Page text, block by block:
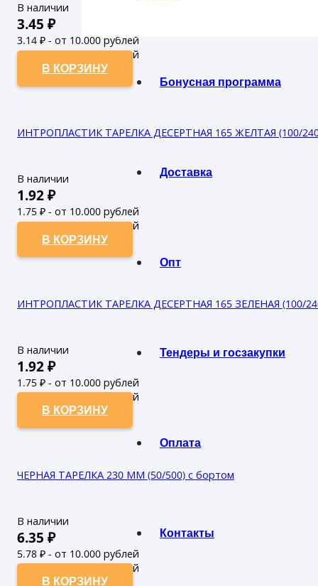
Бонусная программа
Доставка
Опт
Тендеры и госзакупки
Оплата
Контакты
В наличии
3.45 ₽
3.14 ₽ - от 10.000 рублей
2.85₽ - от 50.000 рублей
В КОРЗИНУ
ИНТРОПЛАСТИК ТАРЕЛКА ДЕСЕРТНАЯ 165 ЖЕЛТАЯ (100/
В наличии
1.92₽
1.75 ₽ - от 10.000 рублей
1.59₽ - от 50.000 рублей
В КОРЗИНУ
ИНТРОПЛАСТИК ТАРЕЛКА ДЕСЕРТНАЯ 165 ЗЕЛЕНАЯ (100/
В наличии
1.92₽
1.75 ₽ - от 10.000 рублей
1.59₽ - от 50.000 рублей
В КОРЗИНУ
ЧЕРНАЯ ТАРЕЛКА 230 ММ (50/500) с бортом
В наличии
6.35 ₽
5.78 ₽ - от 10.000 рублей
5.25₽ - от 50.000 рублей
В КОРЗИНУ